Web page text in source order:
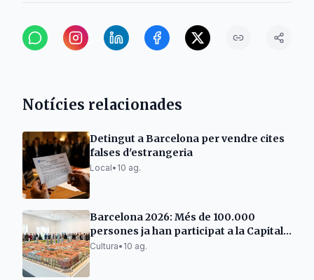
Notícies relacionades
Detingut a Barcelona per vendre cites
falses d'estrangeria
Local• 10 ag.
Barcelona 2026: Més de 100.000
persones ja han participat a la Capital
Mundial de l’Arquitectura
Cultura• 10 ag.